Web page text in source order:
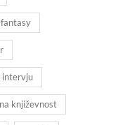
fantasy
intervju
književnost